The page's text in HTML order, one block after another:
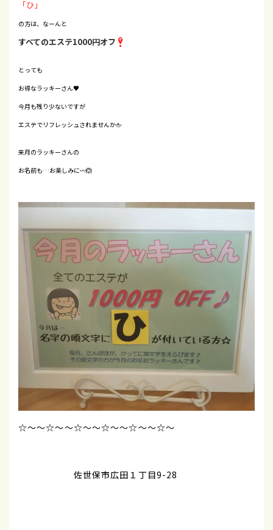
「ひ」
の方は、なーんと
すべてのエステ1000円オフ
とっても
お得なラッキーさん♥️
今月も残り少ないですが
エステでリフレッシュされませんか🖕
来月のラッキーさんの
お名前も…お楽しみに〰️🙆
☆～～☆～～☆～～☆～～☆～～☆～
佐世保市広田１丁目9-28